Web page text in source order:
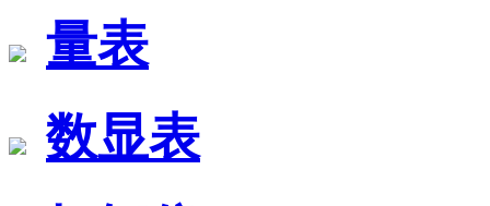
量表
数显表